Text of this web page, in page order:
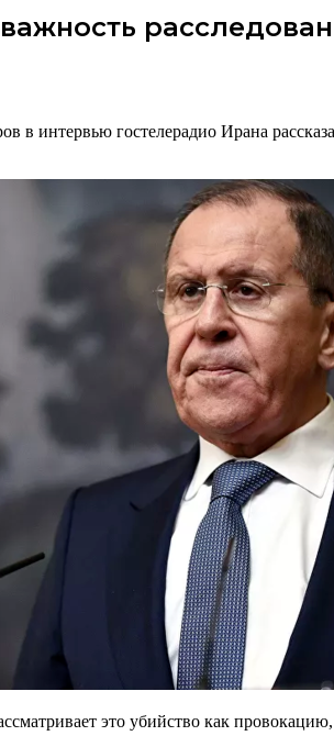
в интервью гостелерадио Ирана
это убийство как